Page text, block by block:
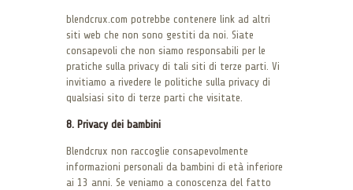
blendcrux.com potrebbe contenere link ad altri
siti web che non sono gestiti da noi. Siate
consapevoli che non siamo responsabili per le
pratiche sulla privacy di tali siti di terze parti. Vi
invitiamo a rivedere le politiche sulla privacy di
qualsiasi sito di terze parti che visitate.
8. Privacy dei bambini
Blendcrux non raccoglie consapevolmente
informazioni personali da bambini di età inferiore
ai 13 anni. Se veniamo a conoscenza del fatto